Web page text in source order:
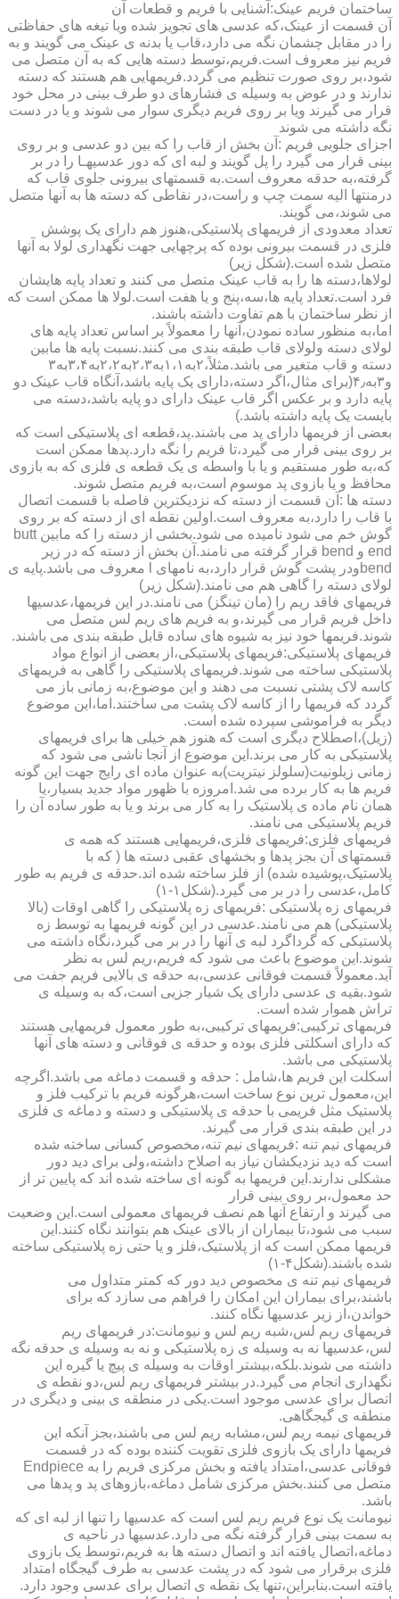
ساختمان فریم عینک:آشنایی با فریم و قطعات آن
آن قسمت از عینک،که عدسی های تجویز شده ویا تیغه های حفاظتی
را در مقابل چشمان نگه می دارد،قاب یا بدنه ی عینک می گویند و به
فریم نیز معروف است.فریم،توسط دسته هایی که به آن متصل می
شود،بر روی صورت تنظیم می گردد.فریمهایی هم هستند که دسته
ندارند و در عوض به وسیله ی فشارهای دو طرف بینی در محل خود
قرار می گیرند ویا بر روی فریم دیگری سوار می شوند و یا در دست
نگه داشته می شوند
اجزای جلویی فریم :آن بخش از قاب را که بین دو عدسی و بر روی
بینی قرار می گیرد را پل گویند و لبه ای که دور عدسیهـا را در بر
گرفته،به حدقه معروف است.به قسمتهای بیرونی جلوی قاب که
درمنتها الیه سمت چپ و راست،در نقاطی که دسته ها به آنها متصل
می شوند،می گویند.
تعداد معدودی از فریمهای پلاستیکی،هنوز هم دارای یک پوشش
فلزی در قسمت بیرونی بوده که پرچهایی جهت نگهداری لولا به آنها
متصل شده است.(شکل زیر)
لولاها،دسته ها را به قاب عینک متصل می کنند و تعداد پایه هایشان
فرد است.تعداد پایه ها،سه،پنج و یا هفت است.لولا ها ممکن است که
از نظر ساختمان با هم تفاوت داشته باشند.
اما،به منظور ساده نمودن،آنها را معمولاً بر اساس تعداد پایه های
لولای دسته ولولای قاب طبقه بندی می کنند.نسبت پایه ها مابین
دسته و قاب متغیر می باشد.مثلاً،۲به۱،۱به۲،۳به۲،۲به۳،۴به۳
و۳به۴٫(برای مثال،اگر دسته،دارای یک پایه باشد،آنگاه قاب عینک دو
پایه دارد و بر عکس اگر قاب عینک دارای دو پایه باشد،دسته می
بایست یک پایه داشته باشد.)
بعضی از فریمها دارای پد می باشند.پد،قطعه ای پلاستیکی است که
بر روی بینی قرار می گیرد،تا فریم را نگه دارد.پدها ممکن است
که،به طور مستقیم و یا با واسطه ی یک قطعه ی فلزی که به بازوی
محافظ و یا بازوی پد موسوم است،به فریم متصل شوند.
دسته ها :آن قسمت از دسته که نزدیکترین فاصله با قسمت اتصال
با قاب را دارد،به معروف است.اولین نقطه ای از دسته که بر روی
گوش خم می شود نامیده می شود.بخشی از دسته را که مابین butt
end و bend قرار گرفته می نامند.آن بخش از دسته که در زیر
bendودر پشت گوش قرار دارد،به نامهای l معروف می باشد.پایه ی
لولای دسته را گاهی هم می نامند.(شکل زیر)
فریمهای فاقد ریم را (مان تینگز) می نامند.در این فریمها،عدسیها
داخل فریم قرار می گیرند،و به فریم های ریم لس متصل می
شوند.فریمها خود نیز به شیوه های ساده قابل طبقه بندی می باشند.
فریمهای پلاستیکی:فریمهای پلاستیکی،از بعضی از انواع مواد
پلاستیکی ساخته می شوند.فریمهای پلاستیکی را گاهی به فریمهای
کاسه لاک پشتی نسبت می دهند و این موضوع،به زمانی باز می
گردد که فریمها را از کاسه لاک پشت می ساختند.اما،این موضوع
دیگر به فراموشی سپرده شده است.
(زیل)،اصطلاح دیگری است که هنوز هم خیلی ها برای فریمهای
پلاستیکی به کار می برند.این موضوع از آنجا ناشی می شود که
زمانی زیلونیت(سلولز نیتریت)به عنوان ماده ای رایج جهت این گونه
فریم ها به کار برده می شد.امروزه با ظهور مواد جدید بسیار،یا
همان نام ماده ی پلاستیک را به کار می برند و یا به طور ساده آن را
فریم پلاستیکی می نامند.
فریمهای فلزی:فریمهای فلزی،فریمهایی هستند که همه ی
قسمتهای آن بجز پدها و بخشهای عقبی دسته ها ( که با
پلاستیک،پوشیده شده) از فلز ساخته شده اند.حدقه ی فریم به طور
کامل،عدسی را در بر می گیرد.(شکل۱-۱)
فریمهای زه پلاستیکی :فریمهای زه پلاستیکی را گاهی اوقات (بالا
پلاستیکی) هم می نامند.عدسی در این گونه فریمها به توسط زه
پلاستیکی که گرداگرد لبه ی آنها را در بر می گیرد،نگاه داشته می
شوند.این موضوع باعث می شود که فریم،ریم لس به نظر
آید.معمولاً قسمت فوقانی عدسی،به حدقه ی بالایی فریم جفت می
شود.بقیه ی عدسی دارای یک شیار جزیی است،که به وسیله ی
تراش هموار شده است.
فریمهای ترکیبی:فریمهای ترکیبی،به طور معمول فریمهایی هستند
که دارای اسکلتی فلزی بوده و حدقه ی فوقانی و دسته های آنها
پلاستیکی می باشد.
اسکلت این فریم ها،شامل : حدقه و قسمت دماغه می باشد.اگرچه
این،معمول ترین نوع ساخت است،هرگونه فریم با ترکیب فلز و
پلاستیک مثل فریمی با حدقه ی پلاستیکی و دسته و دماغه ی فلزی
در این طبقه بندی قرار می گیرند.
فریمهای نیم تنه :فریمهای نیم تنه،مخصوص کسانی ساخته شده
است که دید نزدیکشان نیاز به اصلاح داشته،ولی برای دید دور
مشکلی ندارند.این فریمها به گونه ای ساخته شده اند که پایین تر از
حد معمول،بر روی بینی قرار
می گیرند و ارتفاع آنها هم نصف فریمهای معمولی است.این وضعیت
سبب می شود،تا بیماران از بالای عینک هم بتوانند نگاه کنند.این
فریمها ممکن است که از پلاستیک،فلز و یا حتی زه پلاستیکی ساخته
شده باشند.(شکل۴-۱)
فریمهای نیم تنه ی مخصوص دید دور که کمتر متداول می
باشند،برای بیماران این امکان را فراهم می سازد که برای
خواندن،از زیر عدسیها نگاه کنند.
فریمهای ریم لس،شبه ریم لس و نیومانت:در فریمهای ریم
لس،عدسیها نه به وسیله ی زه پلاستیکی و نه به وسیله ی حدقه نگه
داشته می شوند.بلکه،بیشتر اوقات به وسیله ی پیچ یا گیره این
نگهداری انجام می گیرد.در بیشتر فریمهای ریم لس،دو نقطه ی
اتصال برای عدسی موجود است.یکی در منطقه ی بینی و دیگری در
منطقه ی گیجگاهی.
فریمهای نیمه ریم لس،مشابه ریم لس می باشند،بجز آنکه این
فریمها دارای یک بازوی فلزی تقویت کننده بوده که در قسمت
فوقانی عدسی،امتداد یافته و بخش مرکزی فریم را به Endpiece
متصل می کنند.بخش مرکزی شامل دماغه،بازوهای پد و پدها می
باشد.
نیومانت یک نوع فریم ریم لس است که عدسیها را تنها از لبه ای که
به سمت بینی قرار گرفته نگه می دارد.عدسیها در ناحیه ی
دماغه،اتصال یافته اند و اتصال دسته ها به فریم،توسط یک بازوی
فلزی برقرار می شود که در پشت عدسی به طرف گیجگاه امتداد
یافته است.بنابراین،تنها یک نقطه ی اتصال برای عدسی وجود دارد.